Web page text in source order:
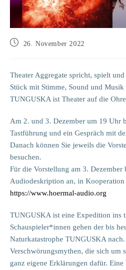
26. November 2022
Theater Aggregate spricht, spielt
Stück mit Stimme, Sound und
TUNGUSKA ist Theater auf die
Am 2. und 3. Dezember um 19 Uhr
Tastführung und ein Gespräch mit
Danach können Sie jeweils die
besuchen.
Für die Vorstellung am 3. Dezember
Audiodeskription an, in
https://www.hoermal-audio.org
TUNGUSKA ist eine Expedition ins
Schauspieler*innen gehen der bis
Naturkatastrophe TUNGUSKA
Verschwörungsmythen, die sich um
ganz eigene Erklärungen dafür.